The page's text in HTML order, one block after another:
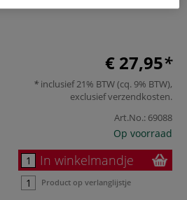
€ 27,95
inclusief 21% BTW (cq. 9% BTW),
exclusiefverzendkosten.
Art.No.: 69088
Op voorraad
In winkelmandje
Product op verlanglijstje